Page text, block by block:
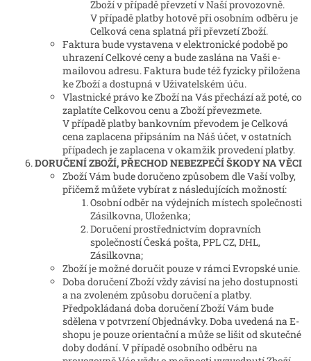
Zboží v případě převzetí v Naší provozovně.
V případě platby hotově při osobním odběru je
Celková cena splatná při převzetí Zboží.
Faktura bude vystavena v elektronické podobě po
uhrazení Celkové ceny a bude zaslána na Vaši e-
mailovou adresu. Faktura bude též fyzicky přiložena
ke Zboží a dostupná v Uživatelském úču.
Vlastnické právo ke Zboží na Vás přechází až poté, co
zaplatíte Celkovou cenu a Zboží převezmete.
V případě platby bankovním převodem je Celková
cena zaplacena připsáním na Náš účet, v ostatních
případech je zaplacena v okamžik provedení platby.
DORUČENÍ ZBOŽÍ, PŘECHOD NEBEZPEČÍ ŠKODY NA VĚCI
Zboží Vám bude doručeno způsobem dle Vaší volby,
přičemž můžete vybírat z následujících možností:
Osobní odběr na výdejních místech společnosti
Zásilkovna, Uloženka;
Doručení prostřednictvím dopravních
společností Česká pošta, PPL CZ, DHL,
Zásilkovna;
Zboží je možné doručit pouze v rámci Evropské unie.
Doba doručení Zboží vždy závisí na jeho dostupnosti
a na zvoleném způsobu doručení a platby.
Předpokládaná doba doručení Zboží Vám bude
sdělena v potvrzení Objednávky. Doba uvedená na E-
shopu je pouze orientační a může se lišit od skutečné
doby dodání. V případě osobního odběru na